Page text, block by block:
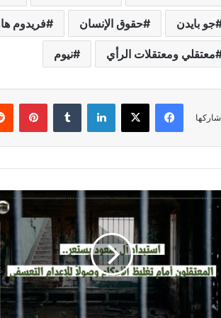
جو بايدن حقوق الإنسان فريدوم
معتقلي ومعتقلات الرأي نيوم
شاركها
فيسبوك X لينكدإن